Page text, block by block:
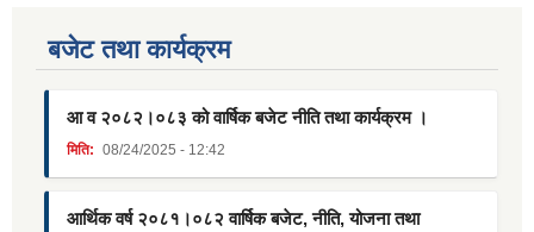
बजेट तथा कार्यक्रम
आ व २०८२।०८३ को वार्षिक बजेट नीति तथा कार्यक्रम ।
मिति: 08/24/2025 - 12:42
आर्थिक वर्ष २०८१।०८२ वार्षिक बजेट, नीति, योजना तथा